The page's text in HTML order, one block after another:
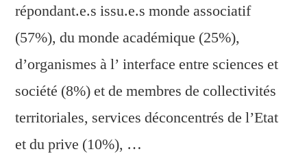
répondant.e.s issu.e.s monde associatif
(57%), du monde académique (25%),
d’organismes à l’ interface entre sciences et
société (8%) et de membres de collectivités
territoriales, services déconcentrés de l’Etat
et du prive (10%), …